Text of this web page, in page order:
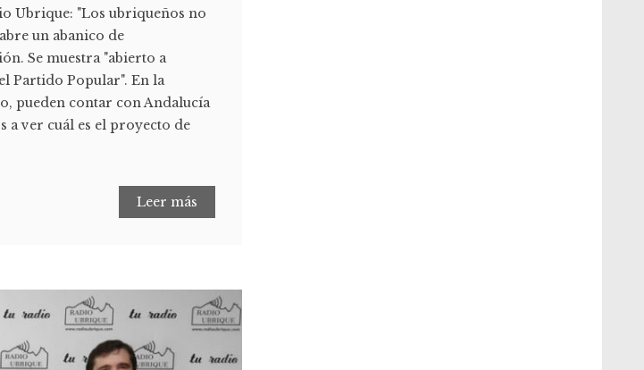
Ubrique: "Los ubriqueños no
un abanico de
Se muestra "abierto a
Partido Popular". En la
pueden contar con Andalucía
a ver cuál es el proyecto de
Leer más